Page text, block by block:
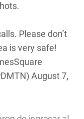
Please don’t
is very safe!
August 7,